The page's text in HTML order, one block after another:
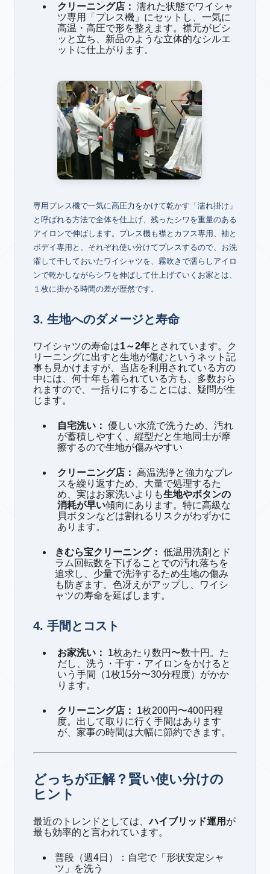
クリーニング店： 濡れた状態でワイシャ
ツ専用「プレス機」にセットし、一気に
高温・高圧で形を整えます。襟元がビシ
ッと立ち、新品のような立体的なシルエ
ットに仕上がります。
専用プレス機で一気に高圧力をかけて乾かす「濡れ掛け」
と呼ばれる方法で全体を仕上げ、残ったシワを重量のある
アイロンで伸ばします。プレス機も襟とカフス専用、袖と
ボデイ専用と、それぞれ使い分けてプレスするので、お洗
濯して干しておいたワイシャツを、霧吹きで濡らしアイロ
ンで乾かしながらシワを伸ばして仕上げていくお家とは、
１枚に掛かる時間の差が歴然です。
3. 生地へのダメージと寿命
ワイシャツの寿命は1～2年とされています。ク
リーニングに出すと生地が傷むというネット記
事も見かけますが、当店を利用されている方の
中には、何十年も着られている方も、多数おら
れますので、一括りにすることには、疑問が生
じます。
自宅洗い： 優しい水流で洗うため、汚れ
が蓄積しやすく、縦型だと生地同士が摩
擦するので生地が傷みやすい
クリーニング店： 高温洗浄と強力なプレ
スを繰り返すため、大量で処理するた
め、実はお家洗いよりも生地やボタンの
消耗が早い傾向にあります。特に高級な
貝ボタンなどは割れるリスクがわずかに
あります。
きむら宝クリーニング： 低温用洗剤とド
ラム回転数を下げることでの汚れ落ちを
追求し、少量で洗浄するため生地の傷み
も防ぎます。色冴えがアップし、ワイシ
ャツの寿命を延ばします。
4. 手間とコスト
お家洗い：
1枚あたり数円〜数十円。た
だし、洗う・干す・アイロンをかけると
いう手間（1枚15分〜30分程度）がかか
ります。
クリーニング店：
1枚200円〜400円程
度。出して取りに行く手間はあります
が、家事の時間は大幅に節約できます。
どっちが正解？賢い使い分けの
ヒント
最近のトレンドとしては、ハイブリッド運用 が
最も効率的と言われています。
普段（週4日）：自宅で「形状安定シャ
ツ」を洗う